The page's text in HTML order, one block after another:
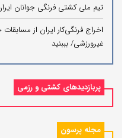
تیم ملی کشتی فرنگی جوانان
اخراج فرنگی‌کار ایران از
غیرورزشی/ بببنید
پربازدیدهای کشتی و رزمی
مجله پرسون